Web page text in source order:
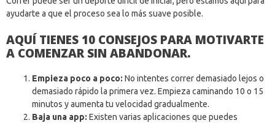
ayudarte a que el proceso sea lo más suave posible.
AQUÍ TIENES 10 CONSEJOS PARA MOTIVARTE
A COMENZAR SIN ABANDONAR.
Empieza poco a poco: No intentes correr demasiado lejos o
demasiado rápido la primera vez. Empieza caminando 10 o 15
minutos y aumenta tu velocidad gradualmente.
Baja una app: Existen varias aplicaciones que puedes